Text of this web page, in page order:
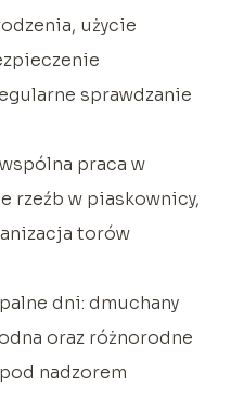
użycie
sprawdzanie
praca w
rzeźb w piaskownicy,
torów
dni: dmuchany
oraz różnorodne
nadzorem